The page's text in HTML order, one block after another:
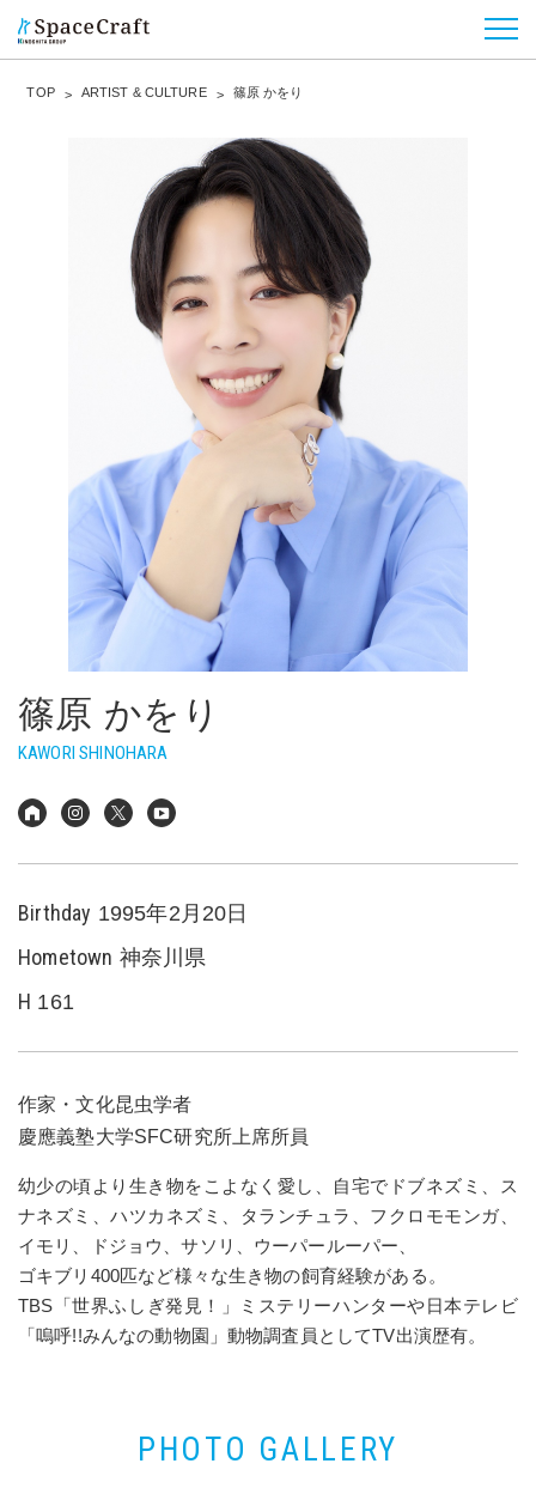
TOP ARTIST & CULTURE 篠原 かをり
篠原 かをり
KAWORI SHINOHARA
Birthday 1995年2月20日
Hometown 神奈川県
H 161
作家・文化昆虫学者
慶應義塾大学SFC研究所上席所員
幼少の頃より生き物をこよなく愛し、自宅でドブネズミ、ス
ナネズミ、ハツカネズミ、タランチュラ、フクロモモンガ、
イモリ、ドジョウ、サソリ、ウーパールーパー、
ゴキブリ400匹など様々な生き物の飼育経験がある。
TBS「世界ふしぎ発見！」ミステリーハンターや日本テレビ
「嗚呼!!みんなの動物園」動物調査員としてTV出演歴有。
PHOTO GALLERY